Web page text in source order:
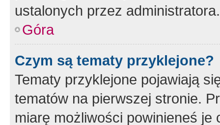
ustalonych przez administratora.
Góra
Czym są tematy przyklejone?
Tematy przyklejone pojawiają
tematów na pierwszej stronie.
miarę możliwości powinieneś je